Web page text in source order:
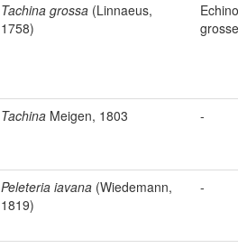
Tachina grossa (Linnaeus,
1758)
grosse
Tachina Meigen, 1803 -
Peleteria iavana (Wiedemann,
1819)
-